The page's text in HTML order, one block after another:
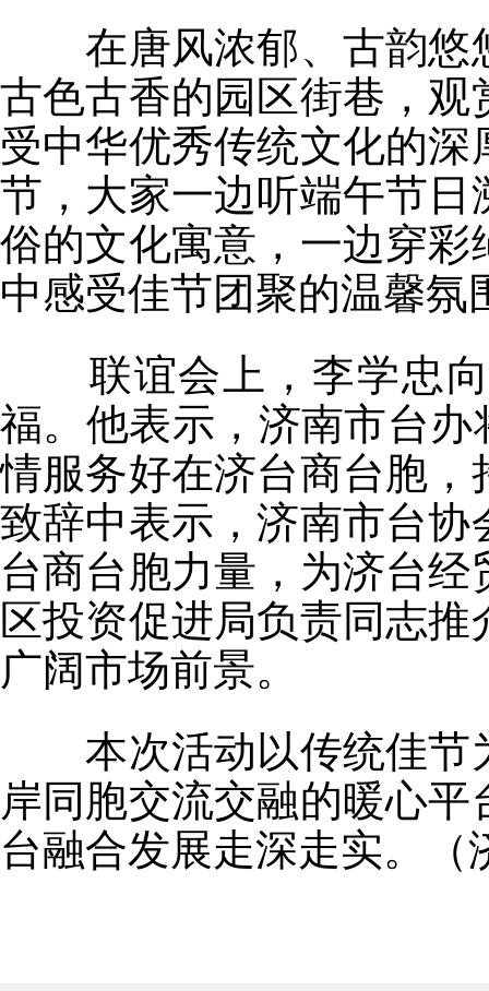
在唐风浓郁、古韵悠
古色古香的园区街巷，
受中华优秀传统文化的
节，大家一边听端午节
俗的文化寓意，一边穿
中感受佳节团聚的温馨氛
联谊会上，李学忠向
福。他表示，济南市台
情服务好在济台商台胞
致辞中表示，济南市台
台商台胞力量，为济台
区投资促进局负责同志
广阔市场前景。
本次活动以传统佳节
岸同胞交流交融的暖心
台融合发展走深走实。（